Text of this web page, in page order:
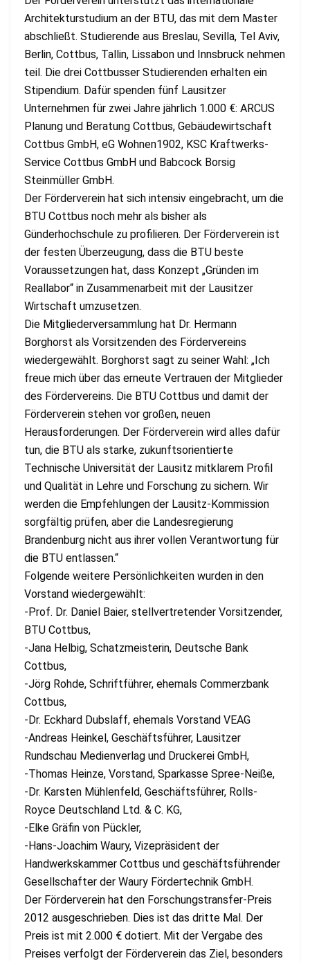
Architekturstudium an der BTU, das mit dem Master
abschließt. Studierende aus Breslau, Sevilla, Tel Aviv,
Berlin, Cottbus, Tallin, Lissabon und Innsbruck nehmen
teil. Die drei Cottbusser Studierenden erhalten ein
Stipendium. Dafür spenden fünf Lausitzer
Unternehmen für zwei Jahre jährlich 1.000 €: ARCUS
Planung und Beratung Cottbus, Gebäudewirtschaft
Cottbus GmbH, eG Wohnen1902, KSC Kraftwerks-
Service Cottbus GmbH und Babcock Borsig
Steinmüller GmbH.
Der Förderverein hat sich intensiv eingebracht, um die
BTU Cottbus noch mehr als bisher als
Günderhochschule zu proﬁlieren. Der Förderverein ist
der festen Überzeugung, dass die BTU beste
Voraussetzungen hat, dass Konzept „Gründen im
Reallabor“ in Zusammenarbeit mit der Lausitzer
Wirtschaft umzusetzen.
Die Mitgliederversammlung hat Dr. Hermann
Borghorst als Vorsitzenden des Fördervereins
wiedergewählt. Borghorst sagt zu seiner Wahl: „Ich
freue mich über das erneute Vertrauen der Mitglieder
des Fördervereins. Die BTU Cottbus und damit der
Förderverein stehen vor großen, neuen
Herausforderungen. Der Förderverein wird alles dafür
tun, die BTU als starke, zukunftsorientierte
Technische Universität der Lausitz mitklarem Proﬁl
und Qualität in Lehre und Forschung zu sichern. Wir
werden die Empfehlungen der Lausitz-Kommission
sorgfältig prüfen, aber die Landesregierung
Brandenburg nicht aus ihrer vollen Verantwortung für
die BTU entlassen.“
Folgende weitere Persönlichkeiten wurden in den
Vorstand wiedergewählt:
-Prof. Dr. Daniel Baier, stellvertretender Vorsitzender,
BTU Cottbus,
-Jana Helbig, Schatzmeisterin, Deutsche Bank
Cottbus,
-Jörg Rohde, Schriftführer, ehemals Commerzbank
Cottbus,
-Dr. Eckhard Dubslaff, ehemals Vorstand VEAG
-Andreas Heinkel, Geschäftsführer, Lausitzer
Rundschau Medienverlag und Druckerei GmbH,
-Thomas Heinze, Vorstand, Sparkasse Spree-Neiße,
-Dr. Karsten Mühlenfeld, Geschäftsführer, Rolls-
Royce Deutschland Ltd. & C. KG,
-Elke Gräﬁn von Pückler,
-Hans-Joachim Waury, Vizepräsident der
Handwerkskammer Cottbus und geschäftsführender
Gesellschafter der Waury Fördertechnik GmbH.
Der Förderverein hat den Forschungstransfer-Preis
2012 ausgeschrieben. Dies ist das dritte Mal. Der
Preis ist mit 2.000 € dotiert. Mit der Vergabe des
Preises verfolgt der Förderverein das Ziel, besonders